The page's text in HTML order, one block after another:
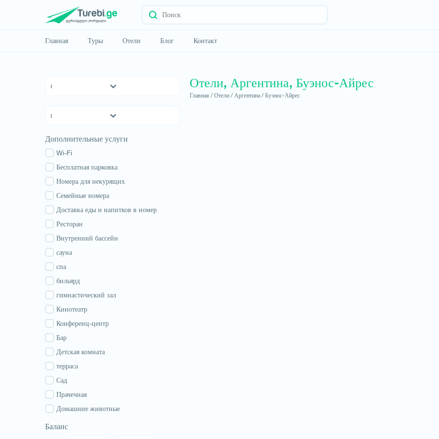
Главная Туры Отели Блог Контакт
Отели 4 *
хостелы
Семейные отели
апартаменты
Коттеджи
Кахетия
Тбилиси
Мцхета-Мтианети
Шида Картли
Самцхе-Джавахети
Имеретия
Гурия
Самегрело
Сванети
Рача
Аджария
Абхазия
Дополнительные услуги
Wi-Fi
Бесплатная парковка
Номера для некурящих
Семейные номера
Доставка еды и напитков в номер
Ресторан
Внутренний бассейн
сауна
спа
бильярд
гимнастический зал
Кинотеатр
Конференц-центр
Бар
Детская комната
терраса
Сад
Прачечная
Домашние животные
Баланс
Отели, Аргентина, Буэнос-Айрес
Главная / Отели / Аргентина / Буэнос-Айрес